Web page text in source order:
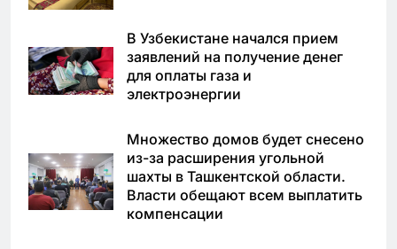
В Узбекистане начался прием
заявлений на получение денег
для оплаты газа и
электроэнергии
Множество домов будет снесено
из-за расширения угольной
шахты в Ташкентской области.
Власти обещают всем выплатить
компенсации